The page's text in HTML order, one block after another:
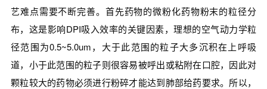
艺难点需要不断完善。首先药物的微粉化药物粉末的粒径分
布，这是影响DPI吸入效率的关键因素，理想的空气动力学粒
径范围为0.5~5.0um，大于此范围的粒子大多沉积在上呼吸
道，小于此范围的粒子则很容易被呼出或粘附在口腔，因此对
颗粒较大的药物必须进行粉碎才能达到肺部给药要求。所以，